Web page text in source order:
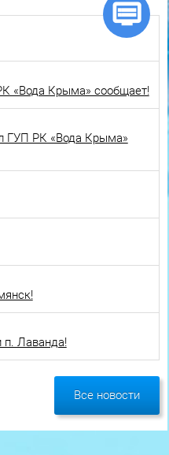
«Вода Крыма» сообщает!
ГУП РК «Вода Крыма»
п. Лаванда!
Все новости